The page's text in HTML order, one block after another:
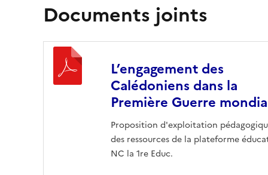
Documents joints
L’engagement des
Calédoniens dans la
Première Guerre
Proposition d'exploitation
des ressources de la plateforme
NC la 1re Educ.